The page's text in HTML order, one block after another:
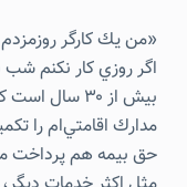
«من يك كارگر
اگر روزي كار نكنم
بيش از ۳۰
مدارك اقامتي‌ام را
حق بيمه هم پرداخت